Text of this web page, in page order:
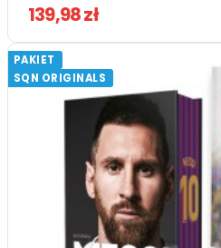
139,98 zł
PAKIET
SQN ORIGINALS